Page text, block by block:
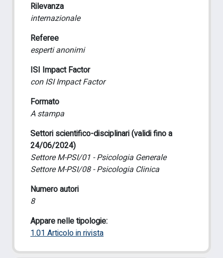
Rilevanza
internazionale
Referee
esperti anonimi
ISI Impact Factor
con ISI Impact Factor
Formato
A stampa
Settori scientifico-disciplinari (validi fino a
24/06/2024)
Settore M-PSI/01 - Psicologia Generale
Settore M-PSI/08 - Psicologia Clinica
Numero autori
8
Appare nelle tipologie:
1.01 Articolo in rivista